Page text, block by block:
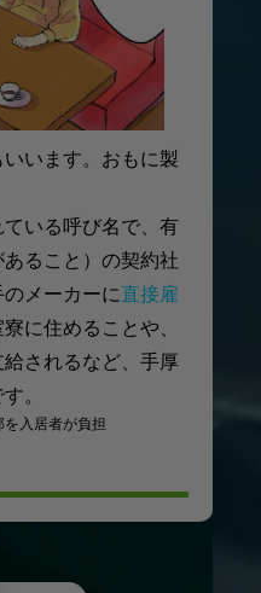
いいます。おもに製
いる呼び名で、有
ること）の契約社
メーカーに直接雇
に住めることや、
給されるなど、手厚
。
入居者が負担